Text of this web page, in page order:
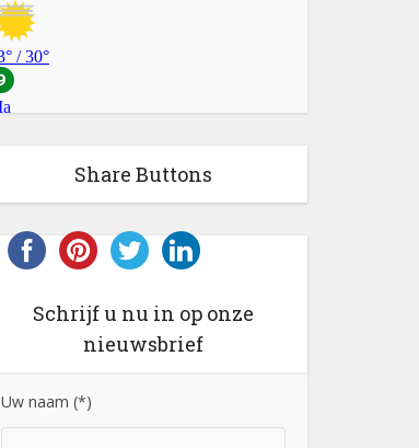
Share Buttons
Schrijf u nu in op onze
nieuwsbrief
Uw naam (*)